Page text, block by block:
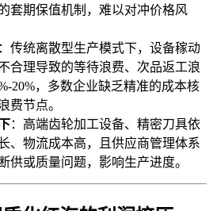
套期保值机制，难以对冲价格风
：传统离散型生产模式下，设备稼动
合理导致的等待浪费、次品返工浪
20%，多数企业缺乏精准的成本核
费节点。
：高端齿轮加工设备、精密刀具依
、物流成本高，且供应商管理体系
供或质量问题，影响生产进度。